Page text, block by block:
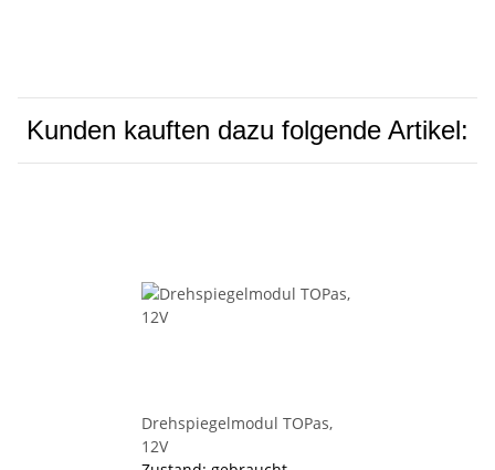
Kunden kauften dazu folgende Artikel:
Drehspiegelmodul TOPas,
12V